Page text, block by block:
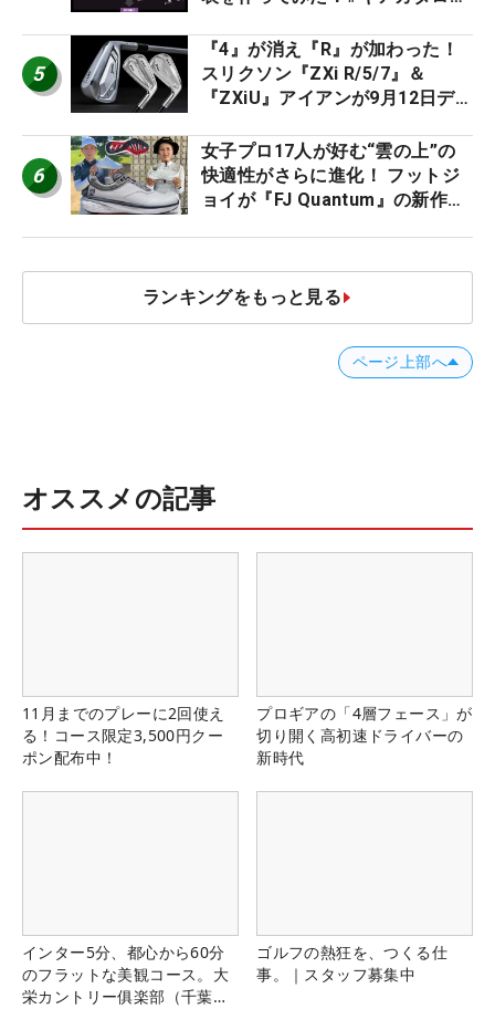
5
『4』が消え『R』が加わった！
スリクソン『ZXi R/5/7』＆
『ZXiU』アイアンが9月12日デ
6
女子プロ17人が好む“雲の上”の
快適性がさらに進化！ フットジ
ョイが『FJ Quantum』の新作を
ランキングをもっと見る
ページ上部へ
オススメの記事
11月までのプレーに2回使え
る！コース限定3,500円クー
ポン配布中！
プロギアの「4層フェース」が
切り開く高初速ドライバーの
新時代
インター5分、都心から60分
のフラットな美観コース。大
栄カントリー俱楽部（千葉
ゴルフの熱狂を、つくる仕
事。｜スタッフ募集中